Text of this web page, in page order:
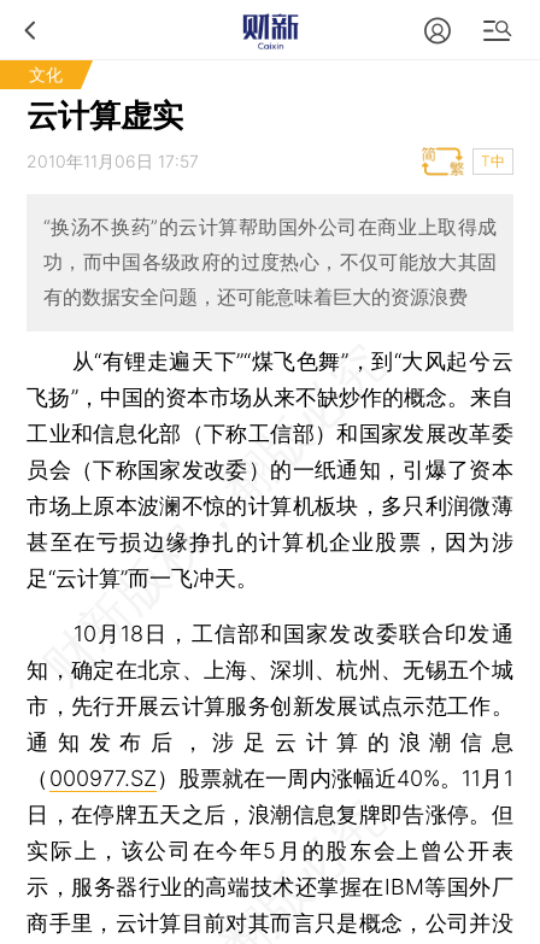
文化
云计算虚实
2010年11月06日 17:57 T中
“换汤不换药”的云计算帮助国外公司在商业上取得成
功，而中国各级政府的过度热心，不仅可能放大其固
有的数据安全问题，还可能意味着巨大的资源浪费
从“有锂走遍天下”“煤飞色舞”，到“大风起兮云
飞扬”，中国的资本市场从来不缺炒作的概念。来自
工业和信息化部（下称工信部）和国家发展改革委
员会（下称国家发改委）的一纸通知，引爆了资本
市场上原本波澜不惊的计算机板块，多只利润微薄
甚至在亏损边缘挣扎的计算机企业股票，因为涉
足“云计算”而一飞冲天。
10月18日，工信部和国家发改委联合印发通
知，确定在北京、上海、深圳、杭州、无锡五个城
市，先行开展云计算服务创新发展试点示范工作。
通知发布后，涉足云计算的浪潮信息
（ 000977.SZ）股票就在一周内涨幅近40%。11月1
日，在停牌五天之后，浪潮信息复牌即告涨停。但
实际上，该公司在今年5月的股东会上曾公开表
示，服务器行业的高端技术还掌握在IBM等国外厂
商手里，云计算目前对其而言只是概念，公司并没